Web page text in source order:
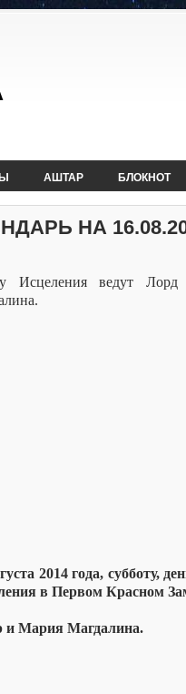
АШТАР БЛОКНОТ
НА
Исцеления ведут
2014 года, субботу,
в Первом Красном
и Мария Магдалина.